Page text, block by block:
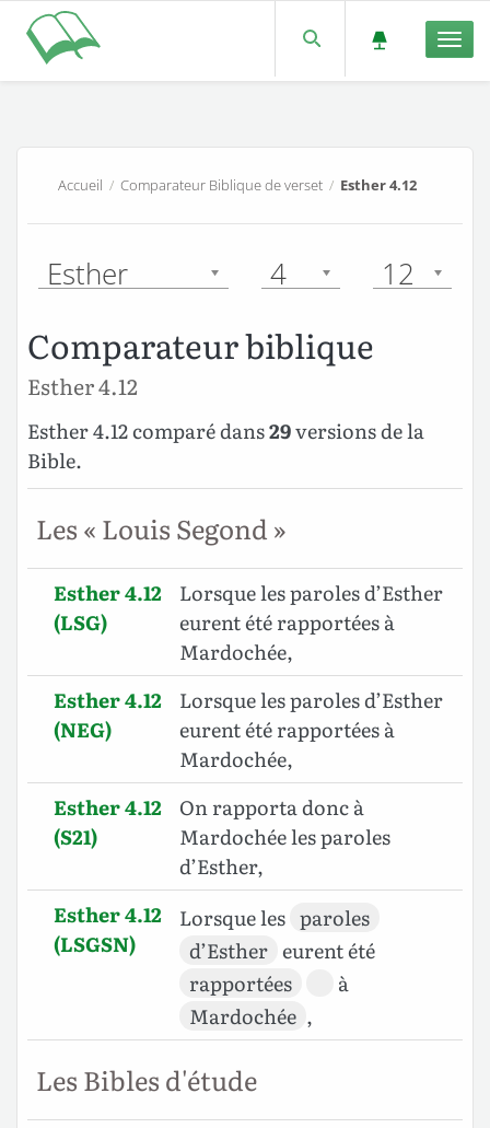
Accueil /Comparateur Biblique de verset / Esther 4.12
Esther 4 12
Comparateur biblique
Esther 4.12
Esther 4.12 comparé dans29versions de la
Bible.
Les « Louis Segond »
Esther 4.12
(LSG)
Lorsque les paroles d’Esther
eurent été rapportées à
Mardochée,
Esther 4.12
(NEG)
Lorsque les paroles d’Esther
eurent été rapportées à
Mardochée,
Esther 4.12
(S21)
On rapporta donc à
Mardochée les paroles
d’Esther,
Esther 4.12
(LSGSN)
Lorsque les paroles
d’Esther eurent été
rapportées
à
Mardochée ,
Les Bibles d'étude